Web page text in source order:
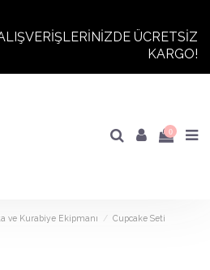
ÜCRETSİZ
KARGO!
0
ve Kurabiye Ekipmanı Cupcake Seti